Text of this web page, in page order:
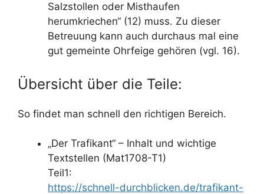
Salzstollen oder Misthaufen
herumkriechen“ (12) muss. Zu dieser
Betreuung kann auch durchaus mal eine
gut gemeinte Ohrfeige gehören (vgl. 16).
Übersicht über die Teile:
So findet man schnell den richtigen Bereich.
„Der Trafikant“ – Inhalt und wichtige
Textstellen (Mat1708-T1)
Teil1:
https://schnell-durchblicken.de/trafikant-